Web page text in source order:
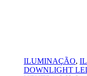
ILUMINAÇÃO,
DOWNLIGHT